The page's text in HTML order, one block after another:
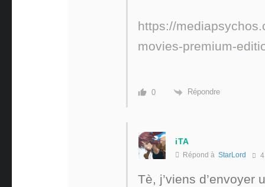
https://
movies-premium-
0 Répondre
iTA
Répond à StarLord
Tè, j’viens